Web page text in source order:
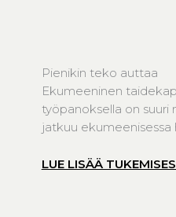
Pienikin teko auttaa
Ekumeeninen
työpanoksella on
jatkuu ekumeenisessa
LUE LISÄÄ